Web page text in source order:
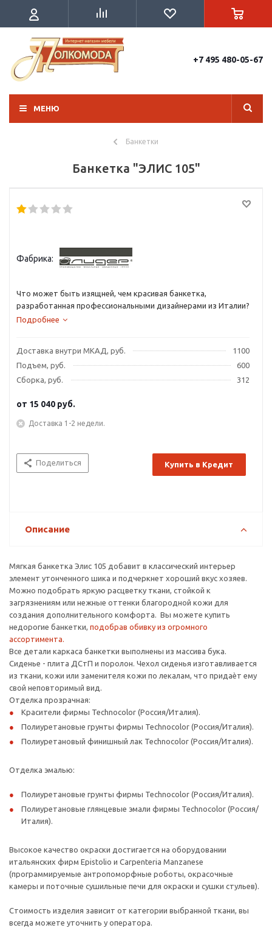
+7 495 480-05-67
МЕНЮ
Банкетки
Банкетка "ЭЛИС 105"
Фабрика:
Что может быть изящней, чем красивая банкетка,
разработанная профессиональными дизайнерами из Италии?
Подробнее
Доставка внутри МКАД, руб.
1100
Подъем, руб.
600
Сборка, руб.
312
от 15 040 руб.
Доставка 1-2 недели.
Поделиться Купить в Кредит
Описание
Мягкая банкетка Элис 105 добавит в классический интерьер
элемент утонченного шика и подчеркнет хороший вкус хозяев.
Можно подобрать яркую расцветку ткани, стойкой к
загрязнениям или нежные оттенки благородной кожи для
создания дополнительного комфорта. Вы можете купить
недорогие банкетки, подобрав обивку из огромного
ассортимента.
Все детали каркаса банкетки выполнены из массива бука.
Сиденье - плита ДСтП и поролон. Чехол сиденья изготавливается
из ткани, кожи или заменителя кожи по лекалам, что придаѐт ему
свой неповторимый вид.
Отделка прозрачная:
Красители фирмы Technocolor (Россия/Италия).
Полиуретановые грунты фирмы Technocolor (Россия/Италия).
Полиуретановый финишный лак Technocolor (Россия/Италия).
Отделка эмалью:
Полиуретановые грунты фирмы Technocolor (Россия/Италия).
Полиуретановые глянцевые эмали фирмы Technocolor (Россия/
Италия).
Высокое качество окраски достигается на оборудовании
итальянских фирм Epistolio и Carpenteria Manzanese
(программируемые антропоморфные роботы, окрасочные
камеры и поточные сушильные печи для окраски и сушки стульев).
Стоимость изделия зависит от категории выбранной ткани, вы
всегда можете уточнить у оператора.